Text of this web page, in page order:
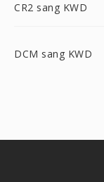
CR2 sang KWD
DCM sang KWD